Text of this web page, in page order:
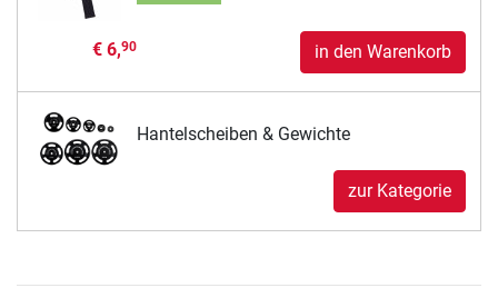
€ 6,90 in den Warenkorb
Hantelscheiben & Gewichte
zur Kategorie